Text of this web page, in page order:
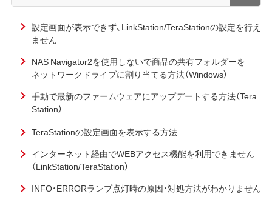
設定画面が表示できず、LinkStation/TeraStationの設定を行え
ません
NAS Navigator2を使用しないで商品の共有フォルダーを
ネットワークドライブに割り当てる方法（Windows）
手動で最新のファームウェアにアップデートする方法（Tera
Station）
TeraStationの設定画面を表示する方法
インターネット経由でWEBアクセス機能を利用できません
（LinkStation/TeraStation）
INFO・ERRORランプ点灯時の原因・対処方法がわかりません